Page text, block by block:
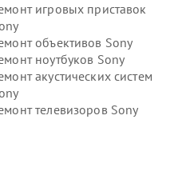
игровых приставок
объективов Sony
ноутбуков Sony
акустических систем
телевизоров Sony